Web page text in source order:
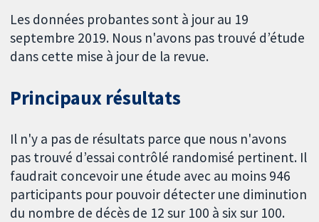
Les données probantes sont à jour au 19
septembre 2019. Nous n'avons pas trouvé d’étude
dans cette mise à jour de la revue.
Principaux résultats
Il n'y a pas de résultats parce que nous n'avons
pas trouvé d’essai contrôlé randomisé pertinent. Il
faudrait concevoir une étude avec au moins 946
participants pour pouvoir détecter une diminution
du nombre de décès de 12 sur 100 à six sur 100.